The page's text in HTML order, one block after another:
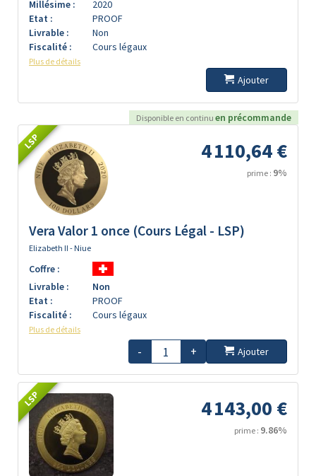
Millésime :
2020
Etat :
PROOF
Livrable :
Non
Fiscalité :
Cours légaux
Plus de détails
Ajouter
Disponible en continu en précommande
LSP 4 110,64 €
prime : 9%
Vera Valor 1 once (Cours Légal - LSP)
Elizabeth II - Niue
Coffre :
Livrable :
Non
Etat :
PROOF
Fiscalité :
Cours légaux
Plus de détails
- + Ajouter
LSP 4 143,00 €
prime : 9.86%